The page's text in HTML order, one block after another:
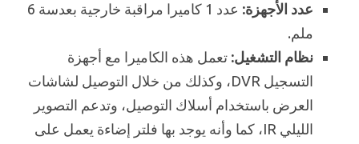
عدد الأجهزة:
عدد 1 كاميرا مراقبة خارجية بعدسة 6
ملم.
نظام التشغيل: تعمل هذه الكاميرا مع أجهزة
التسجيل DVR، وكذلك من خلال التوصيل لشاشات
العرض باستخدام أسلاك التوصيل، وتدعم التصوير
الليلي IR، كما وأنه يوجد بها فلتر إضاءة يعمل على